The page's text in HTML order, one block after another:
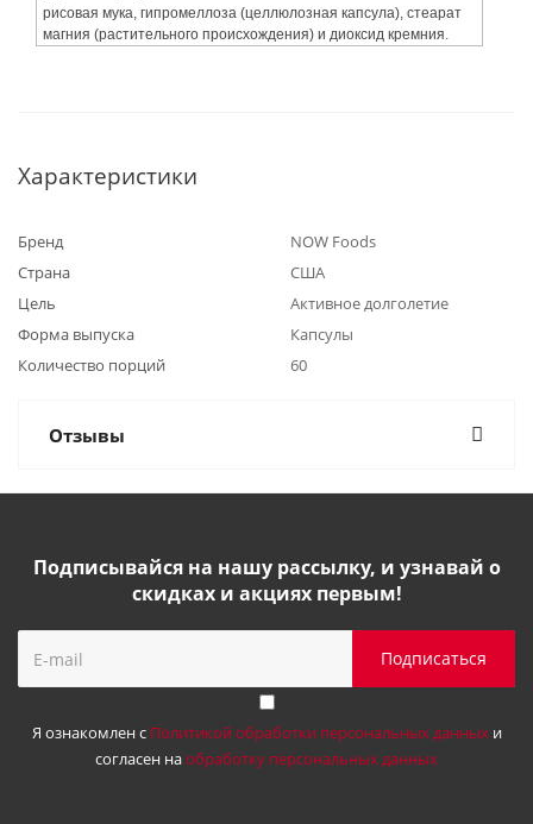
рисовая мука, гипромеллоза (целлюлозная капсула), стеарат
магния (растительного происхождения) и диоксид кремния.
Характеристики
Бренд
NOW Foods
Страна
США
Цель
Активное долголетие
Форма выпуска
Капсулы
Количество порций
60
Отзывы
Подписывайся на нашу рассылку, и узнавай о
скидках и акциях первым!
Я ознакомлен с Политикой обработки персональных данныхи
согласен наобработку персональных данных